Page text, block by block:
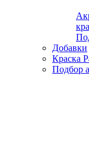
Добавки
Краска
Подбор